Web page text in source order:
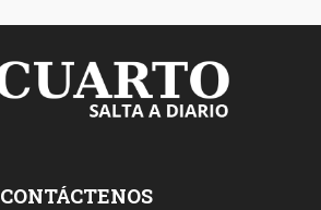
CONTÁCTENOS